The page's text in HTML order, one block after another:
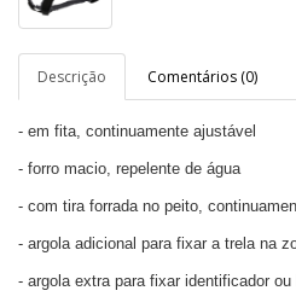
Descrição Comentários (0)
- em fita, continuamente ajustável
- forro macio, repelente de água
- com tira forrada no peito,
- argola adicional para fixar a trela na
- argola extra para fixar identificador